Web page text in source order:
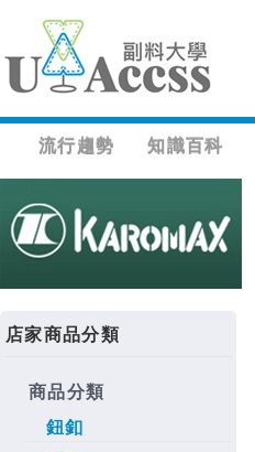
流行趨勢 知識百科
店家商品分類
商品分類
鈕釦